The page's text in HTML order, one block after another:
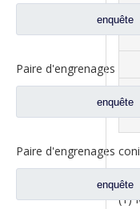
enquête
enquête
enquête
(1)